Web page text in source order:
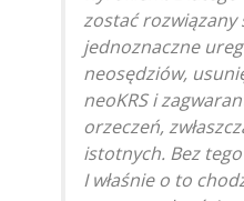
zostać rozwiązany
jednoznaczne
neosędziów,
neoKRS i
orzeczeń,
istotnych. Bez
I właśnie o to